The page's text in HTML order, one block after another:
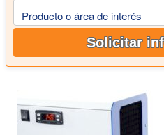
Producto o área de interés
Solicitar